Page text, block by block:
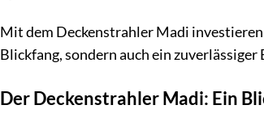
Mit dem Deckenstrahler Madi
Blickfang, sondern auch ein
Der Deckenstrahler Madi: Ein